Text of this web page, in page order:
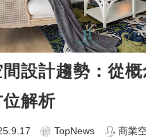
設計趨勢：從
解析
TopNews
商業